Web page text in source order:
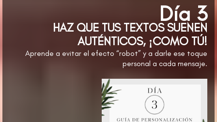
Día 3
HAZ QUE TUS TEXTOS SUENEN
AUTÉNTICOS, ¡COMO TÚ!
Aprende a evitar el efecto “robot” y a darle ese toque
personal a cada mensaje.